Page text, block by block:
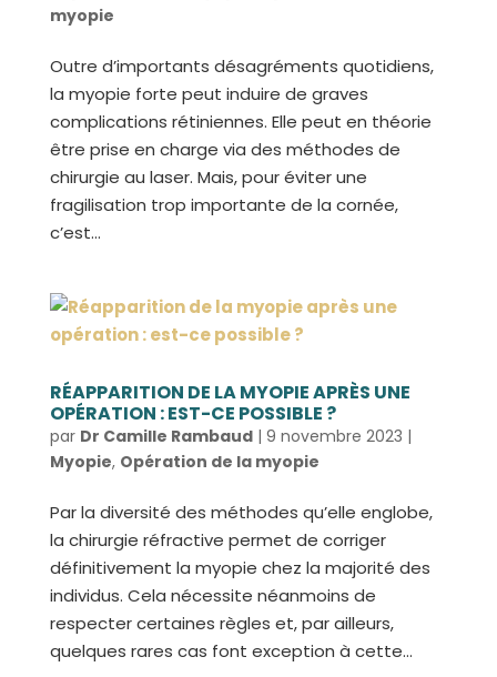
myopie
Outre d’importants désagréments quotidiens,
la myopie forte peut induire de graves
complications rétiniennes. Elle peut en théorie
être prise en charge via des méthodes de
chirurgie au laser. Mais, pour éviter une
fragilisation trop importante de la cornée,
c’est...
RÉAPPARITION DE LA MYOPIE APRÈS UNE
OPÉRATION : EST-CE POSSIBLE ?
par Dr Camille Rambaud| 9 novembre 2023 |
Myopie, Opération de la myopie
Par la diversité des méthodes qu’elle englobe,
la chirurgie réfractive permet de corriger
définitivement la myopie chez la majorité des
individus. Cela nécessite néanmoins de
respecter certaines règles et, par ailleurs,
quelques rares cas font exception à cette...